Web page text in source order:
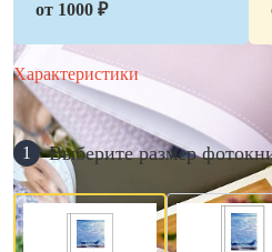
от 1000 ₽
Характеристики
1 Выберите размер